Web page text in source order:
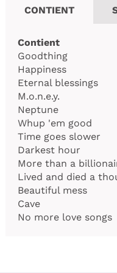
CONTIENT
Contient
Goodthing
Happiness
Eternal blessings
M.o.n.e.y.
Neptune
Whup 'em good
Time goes slower
Darkest hour
More than a
Lived and died a
Beautiful mess
Cave
No more love songs